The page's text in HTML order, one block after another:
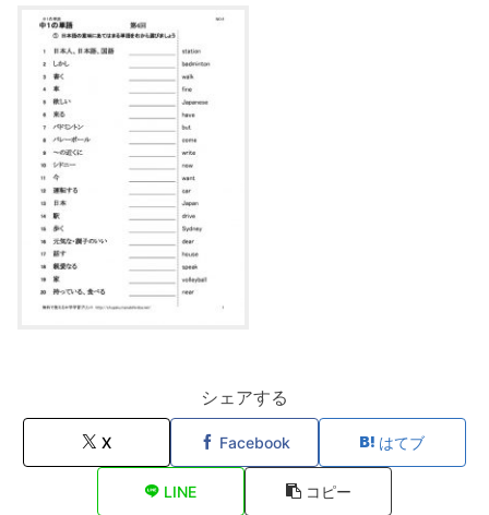
シェアする
X Facebook はてブ
LINE コピー